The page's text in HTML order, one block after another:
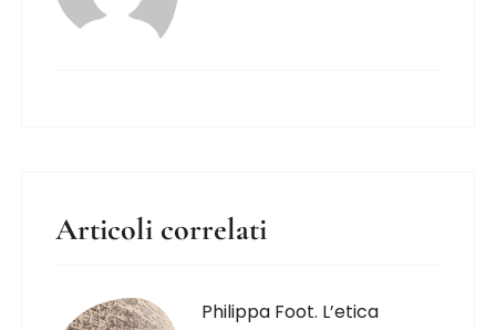
Articoli correlati
Philippa Foot. L’etica